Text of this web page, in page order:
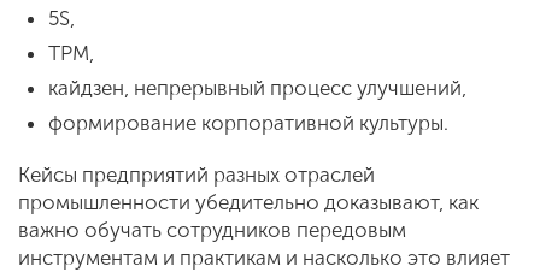
5S,
TPM,
кайдзен, непрерывный процесс улучшений,
формирование корпоративной культуры.
Кейсы предприятий разных отраслей
промышленности убедительно доказывают, как
важно обучать сотрудников передовым
инструментам и практикам и насколько это влияет